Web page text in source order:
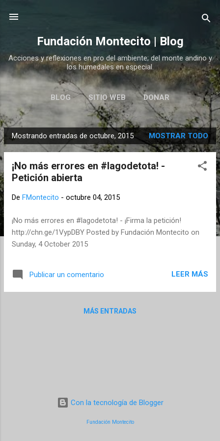
Fundación Montecito | Blog
Acciones y reflexiones en pro del ambiente; del monte andino y
los humedales en especial.
BLOG SITIO WEB DONAR
E
n
Mostrando entradas de octubre, 2015 MOSTRAR TODO
¡No más errores en #lagodetota! -
Petición abierta
De FMontecito - octubre 04, 2015
¡No más errores en #lagodetota! - ¡Firma la petición!
http://chn.ge/1VypDBY Posted by Fundación Montecito on
Sunday, 4 October 2015
Publicar un comentario LEER MÁS
MÁS ENTRADAS
Con la tecnología de Blogger
Fundación Montecito